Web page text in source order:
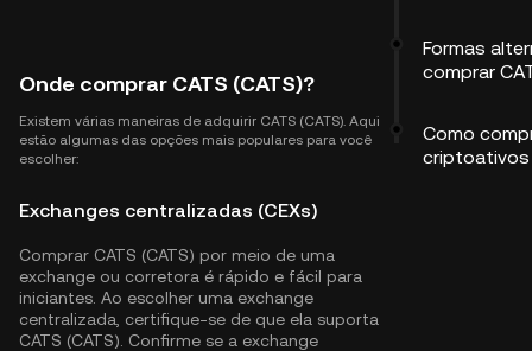
Onde comprar CATS (CATS)?
Existem várias maneiras de adquirir CATS (CATS). Aqui
estão algumas das opções mais populares para você
escolher:
Exchanges centralizadas (CEXs)
Comprar CATS (CATS) por meio de uma
exchange ou corretora é rápido e fácil para
iniciantes. Ao escolher uma exchange
centralizada, certifique-se de que ela suporta
CATS (CATS). Confirme se a exchange
Formas
comprar
Como
criptoativos